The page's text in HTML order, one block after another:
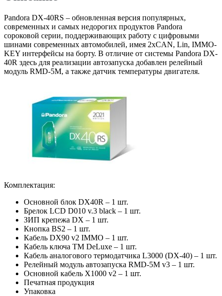
Pandora DX-40RS – обновленная версия популярных,
современных и самых недорогих продуктов Pandora
сороковой серии, поддерживающих работу с цифровыми
шинами современных автомобилей, имея 2хCAN, Lin, IMMO-
KEY интерфейсы на борту. В отличие от системы Pandora DX-
40R здесь для реализации автозапуска добавлен релейный
модуль RMD-5M, а также датчик температуры двигателя.
Комплектация:
Основной блок DX40R – 1 шт.
Брелок LCD D010 v.3 black – 1 шт.
ЗИП крепежа DX – 1 шт.
Кнопка BS2 – 1 шт.
Кабель DX90 v2 IMMO – 1 шт.
Кабель ключа TM DeLuxe – 1 шт.
Кабель аналогового термодатчика L3000 (DX-40) – 1 шт.
Релейный модуль автозапуска RMD-5M v3 – 1 шт.
Основной кабель X1000 v2 – 1 шт.
Печатная продукция
Упаковка